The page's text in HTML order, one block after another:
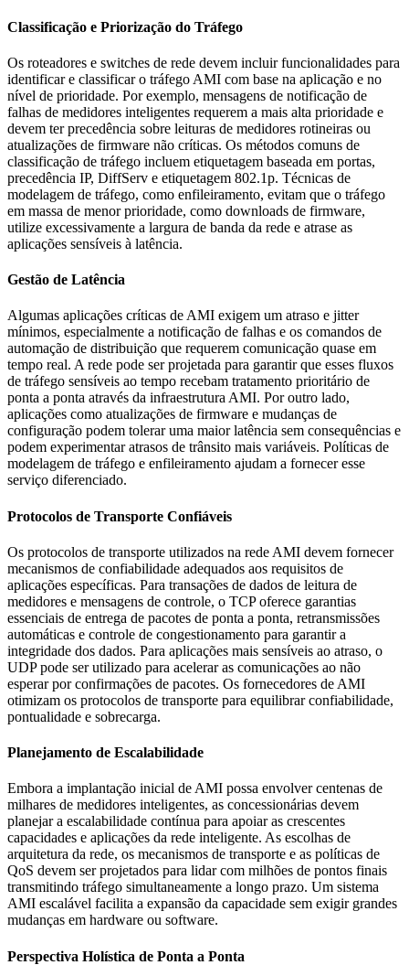
Classificação e Priorização do Tráfego
Os roteadores e switches de rede devem incluir funcionalidades para
identificar e classificar o tráfego AMI com base na aplicação e no
nível de prioridade. Por exemplo, mensagens de notificação de
falhas de medidores inteligentes requerem a mais alta prioridade e
devem ter precedência sobre leituras de medidores rotineiras ou
atualizações de firmware não críticas. Os métodos comuns de
classificação de tráfego incluem etiquetagem baseada em portas,
precedência IP, DiffServ e etiquetagem 802.1p. Técnicas de
modelagem de tráfego, como enfileiramento, evitam que o tráfego
em massa de menor prioridade, como downloads de firmware,
utilize excessivamente a largura de banda da rede e atrase as
aplicações sensíveis à latência.
Gestão de Latência
Algumas aplicações críticas de AMI exigem um atraso e jitter
mínimos, especialmente a notificação de falhas e os comandos de
automação de distribuição que requerem comunicação quase em
tempo real. A rede pode ser projetada para garantir que esses fluxos
de tráfego sensíveis ao tempo recebam tratamento prioritário de
ponta a ponta através da infraestrutura AMI. Por outro lado,
aplicações como atualizações de firmware e mudanças de
configuração podem tolerar uma maior latência sem consequências e
podem experimentar atrasos de trânsito mais variáveis. Políticas de
modelagem de tráfego e enfileiramento ajudam a fornecer esse
serviço diferenciado.
Protocolos de Transporte Confiáveis
Os protocolos de transporte utilizados na rede AMI devem fornecer
mecanismos de confiabilidade adequados aos requisitos de
aplicações específicas. Para transações de dados de leitura de
medidores e mensagens de controle, o TCP oferece garantias
essenciais de entrega de pacotes de ponta a ponta, retransmissões
automáticas e controle de congestionamento para garantir a
integridade dos dados. Para aplicações mais sensíveis ao atraso, o
UDP pode ser utilizado para acelerar as comunicações ao não
esperar por confirmações de pacotes. Os fornecedores de AMI
otimizam os protocolos de transporte para equilibrar confiabilidade,
pontualidade e sobrecarga.
Planejamento de Escalabilidade
Embora a implantação inicial de AMI possa envolver centenas de
milhares de medidores inteligentes, as concessionárias devem
planejar a escalabilidade contínua para apoiar as crescentes
capacidades e aplicações da rede inteligente. As escolhas de
arquitetura da rede, os mecanismos de transporte e as políticas de
QoS devem ser projetados para lidar com milhões de pontos finais
transmitindo tráfego simultaneamente a longo prazo. Um sistema
AMI escalável facilita a expansão da capacidade sem exigir grandes
mudanças em hardware ou software.
Perspectiva Holística de Ponta a Ponta